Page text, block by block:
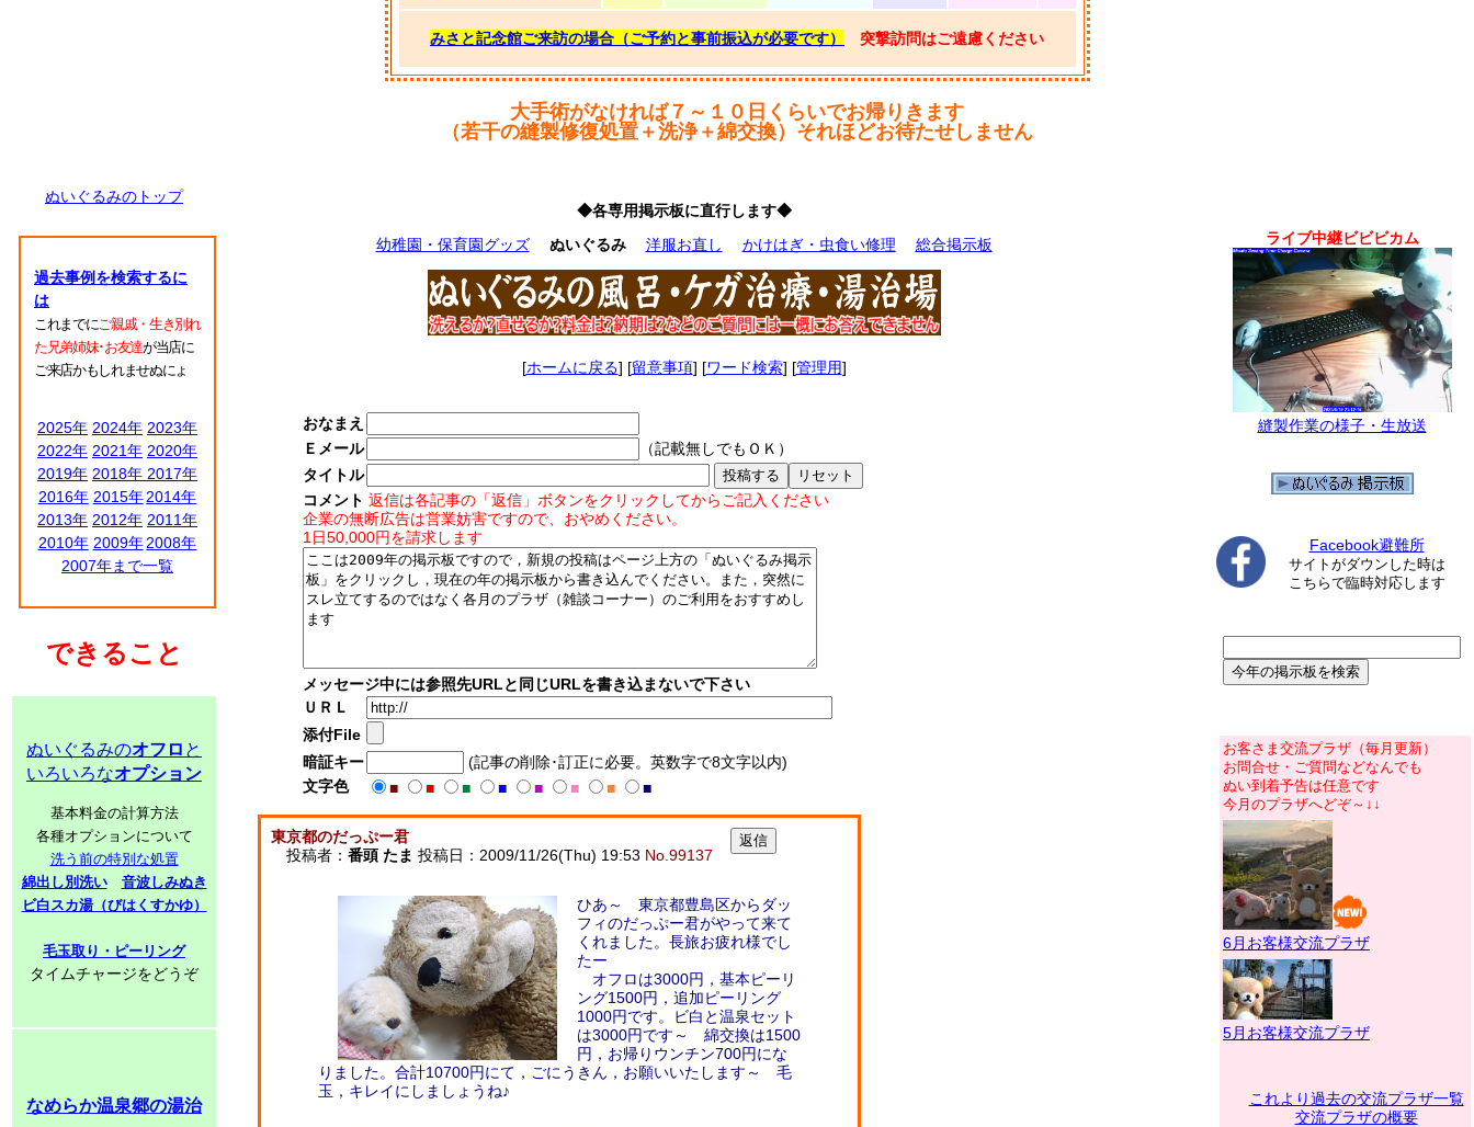
みさと記念館ご来訪の場合（ご予約と事前振込が必要です） 突撃訪問はご遠慮ください
大手術がなければ７～１０日くらいでお帰りきます
（若干の縫製修復処置＋洗浄＋綿交換）それほどお待たせしません
ぬいぐるみのトップ
過去事例を検索するに
は
これまでにご親戚・生き別れ
た兄弟姉妹･お友達が当店に
ご来店かもしれませぬにょ
2025年 2024年 2023年
2022年 2021年 2020年
2019年 2018年 2017年
2016年 2015年 2014年
2013年 2012年 2011年
2010年 2009年 2008年
2007年まで一覧
できること
ぬいぐるみのオフロ と
いろいろなオプション
基本料金の計算方法
各種オプションについて
洗う前の特別な処置
綿出し別洗い
音波しみぬき
ビ白スカ湯（びはくすかゆ）
毛玉取り・ピーリング
タイムチャージをどうぞ
なめらか温泉郷の湯治
◆各専用掲示板に直行します◆
幼稚園・保育園グッズ
ぬいぐるみ 洋服お直し かけはぎ・虫食い修理 総合掲示板
[ホームに戻る] [留意事項] [ワード検索] [管理用]
おなまえ
Ｅメール
（記載無しでもＯＫ）
タイトル
コメント 返信は各記事の「返信」ボタンをクリックしてからご記入ください
企業の無断広告は営業妨害ですので、おやめください。
1日50,000円を請求します
メッセージ中には参照先URLと同じURLを書き込まないで下さい
ＵＲＬ
添付File
暗証キー
(記事の削除･訂正に必要。英数字で8文字以内)
文字色
■ ■ ■ ■ ■ ■ ■ ■
東京都のだっぷー君
投稿者： 番頭 たま 投稿日：2009/11/26(Thu) 19:53 No.99137
ひあ～ 東京都豊島区からダッ
フィのだっぷー君がやって来て
くれました。長旅お疲れ様でし
たー
オフロは3000円，基本ピーリ
ング1500円，追加ピーリング
1000円です。ビ白と温泉セット
は3000円です～ 綿交換は1500
円，お帰りウンチン700円にな
りました。合計10700円にて，ごにうきん，お願いいたします～ 毛
玉，キレイにしましょうね♪
ライブ中継ビビビカム
縫製作業の様子・生放送
Facebook避難所
サイトがダウンした時は
こちらで臨時対応します
お客さま交流プラザ（毎月更新）
お問合せ・ご質問などなんでも
ぬい到着予告は任意です
今月のプラザへどぞ～↓↓
6月お客様交流プラザ
5月お客様交流プラザ
これより過去の交流プラザ一覧
交流プラザの概要